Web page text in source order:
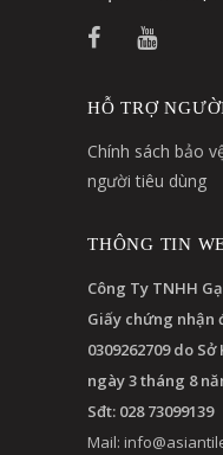
HỖ TRỢ
Chính sách bảo
người tiêu dùng
THÔNG TIN
Công Ty TNHH
Giấy chứng nhận
0309262709 do
ngày 3 tháng 8
Sđt: 028 73099139
Mail: